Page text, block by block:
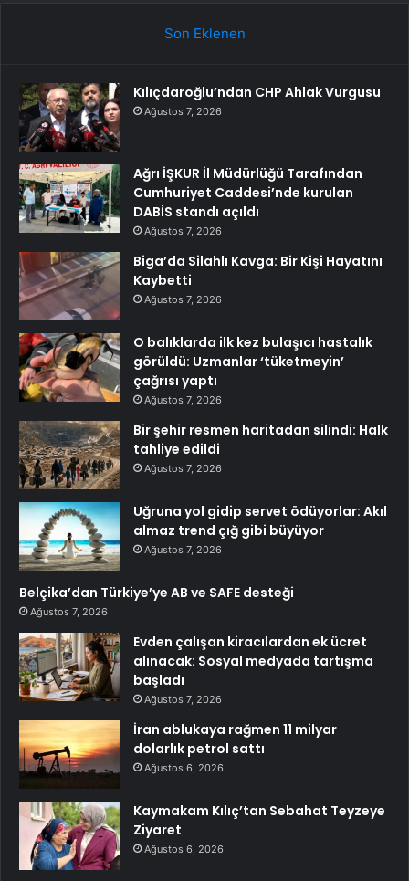
Son Eklenen
Kılıçdaroğlu’ndan CHP Ahlak Vurgusu
Ağustos 7, 2026
Ağrı İŞKUR İl Müdürlüğü Tarafından
Cumhuriyet Caddesi’nde kurulan
DABİS standı açıldı
Ağustos 7, 2026
Biga’da Silahlı Kavga: Bir Kişi Hayatını
Kaybetti
Ağustos 7, 2026
O balıklarda ilk kez bulaşıcı hastalık
görüldü: Uzmanlar ‘tüketmeyin’
çağrısı yaptı
Ağustos 7, 2026
Bir şehir resmen haritadan silindi: Halk
tahliye edildi
Ağustos 7, 2026
Uğruna yol gidip servet ödüyorlar: Akıl
almaz trend çığ gibi büyüyor
Ağustos 7, 2026
Belçika’dan Türkiye’ye AB ve SAFE desteği
Ağustos 7, 2026
Evden çalışan kiracılardan ek ücret
alınacak: Sosyal medyada tartışma
başladı
Ağustos 7, 2026
İran ablukaya rağmen 11 milyar
dolarlık petrol sattı
Ağustos 6, 2026
Kaymakam Kılıç’tan Sebahat Teyzeye
Ziyaret
Ağustos 6, 2026